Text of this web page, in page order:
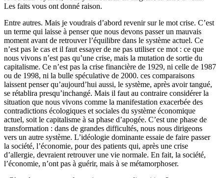
Les faits vous ont donné raison.
Entre autres. Mais je voudrais d’abord revenir sur le mot crise. C’est
un terme qui laisse à penser que nous devons passer un mauvais
moment avant de retrouver l’équilibre dans le système actuel. Ce
n’est pas le cas et il faut essayer de ne pas utiliser ce mot : ce que
nous vivons n’est pas qu’une crise, mais la mutation de sortie du
capitalisme. Ce n’est pas la crise financière de 1929, ni celle de 1987
ou de 1998, ni la bulle spéculative de 2000. ces comparaisons
laissent penser qu’aujourd’hui aussi, le système, après avoir tangué,
se rétablira presqu’inchangé. Mais il faut au contraire considérer la
situation que nous vivons comme la manifestation exacerbée des
contradictions écologiques et sociales du système économique
actuel, soit le capitalisme à sa phase d’apogée. C’est une phase de
transformation : dans de grandes difficultés, nous nous dirigeons
vers un autre système. L’idéologie dominante essaie de faire passer
la société, l’économie, pour des patients qui, après une crise
d’allergie, devraient retrouver une vie normale. En fait, la société,
l’économie, n’ont pas à guérir, mais à se métamorphoser.